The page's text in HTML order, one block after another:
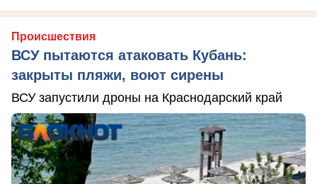
Происшествия
ВСУ пытаются атаковать Кубань:
закрыты пляжи, воют сирены
ВСУ запустили дроны на Краснодарский край